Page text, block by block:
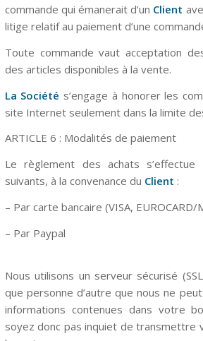
commande qui émanerait d’un Client
litige relatif au paiement d’une
Toute commande vaut acceptation
des articles disponibles à la vente.
La Société s’engage à honorer les
site Internet seulement dans la limite
ARTICLE 6 : Modalités de paiement
Le règlement des achats s’effectue
suivants, à la convenance du Client :
– Par carte bancaire (VISA, EUROCARD/
– Par Paypal
Nous utilisons un serveur sécurisé
que personne d’autre que nous ne
informations contenues dans votre
soyez donc pas inquiet de transmettre